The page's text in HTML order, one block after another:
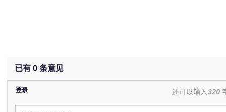
已有 0 条意见
登录 还可以输入320